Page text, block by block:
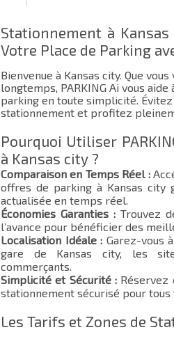
Stationnement à
Votre Place de Parking
Bienvenue à Kansas city. Que
longtemps, PARKING Ai vous
parking en toute simplicité.
stationnement et profitez
Pourquoi Utiliser
à Kansas city ?
Comparaison en Temps Réel :
offres de parking à Kansas
actualisée en temps réel.
Économies Garanties : Trouvez
l’avance pour bénéficier des
Localisation Idéale : Garez-vous
gare de Kansas city, les
commerçants.
Simplicité et Sécurité :Réservez
stationnement sécurisé pour tous
Les Tarifs et Zones de